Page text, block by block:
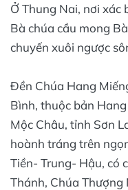
Ở Thung Nai, nơi xác
Bà chúa cầu mong
chuyến xuôi ngược
Đền Chúa Hang
Bình, thuộc bản
Mộc Châu, tỉnh Sơn
hoành tráng trên
Tiền- Trung- Hậu, có
Thánh, Chúa